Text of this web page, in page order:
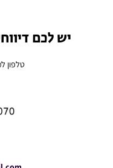
יש לכם
טלפון